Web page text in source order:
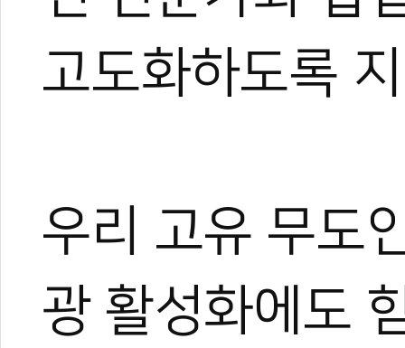
고도화하도록
우리 고유 무도
광 활성화에도